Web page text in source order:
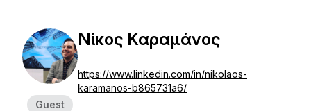
Guest
Νίκος Καραμάνος
https://www.linkedin.com/in/nikolaos-
karamanos-b865731a6/